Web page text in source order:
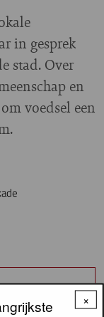
in gesprek
stad. Over
en
voedsel een
×